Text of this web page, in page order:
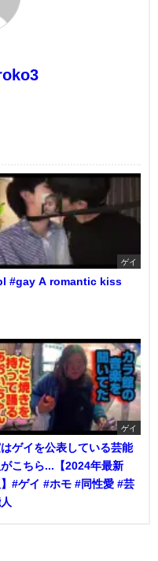
ゲイ
#gay A romantic kiss
ゲイ
ゲイを公表している芸能
がこちら...【2024年最新
#ゲイ #ホモ #同性愛 #芸